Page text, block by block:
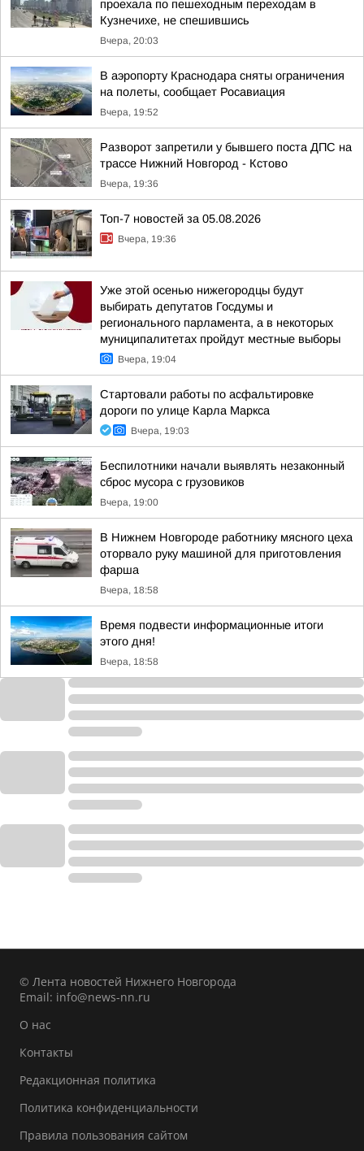
проехала по пешеходным переходам в
Кузнечихе, не спешившись
Вчера, 20:03
В аэропорту Краснодара сняты ограничения
на полеты, сообщает Росавиация
Вчера, 19:52
Разворот запретили у бывшего поста ДПС на
трассе Нижний Новгород - Кстово
Вчера, 19:36
Топ-7 новостей за 05.08.2026
Вчера, 19:36
Уже этой осенью нижегородцы будут
выбирать депутатов Госдумы и
регионального парламента, а в некоторых
муниципалитетах пройдут местные выборы
Вчера, 19:04
Стартовали работы по асфальтировке
дороги по улице Карла Маркса
Вчера, 19:03
Беспилотники начали выявлять незаконный
сброс мусора с грузовиков
Вчера, 19:00
В Нижнем Новгороде работнику мясного цеха
оторвало руку машиной для приготовления
фарша
Вчера, 18:58
Время подвести информационные итоги
этого дня!
Вчера, 18:58
© Лента новостей Нижнего Новгорода
Email: info@news-nn.ru
О нас
Контакты
Редакционная политика
Политика конфиденциальности
Правила пользования сайтом